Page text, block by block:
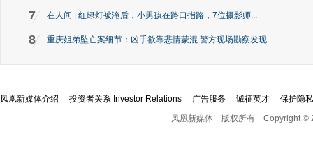
7 在人间 | 红绿灯被淹后，小男孩在路口指路，7位摄影师...
8 重庆姐弟坠亡案细节：凶手欲靠悲情蒙混 警方现场勘察发现...
凤凰新媒体介绍 投资者关系 Investor Relations 广告服务 诚征英才
保护隐
凤凰新媒体
版权所有 Copyright ©